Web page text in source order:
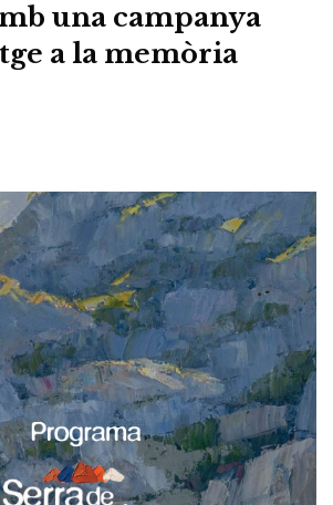
una campanya
a la memòria